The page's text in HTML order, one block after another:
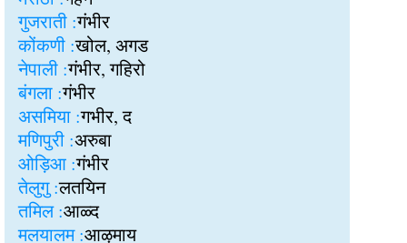
गुजराती :गंभीर
कोंकणी :खोल, अगड
नेपाली :गंभीर, गहिरो
बंगला :गंभीर
असमिया :गभीर, द
मणिपुरी :अरुबा
ओड़िआ :गंभीर
तेलुगु :लतयिन
तमिल :आळ्द
मलयालम :आऴमाय